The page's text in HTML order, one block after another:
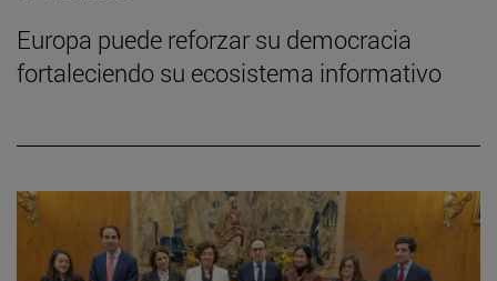
Europa puede reforzar su democracia
fortaleciendo su ecosistema informativo